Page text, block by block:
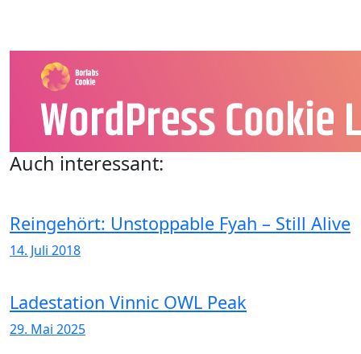
Auch interessant:
Reingehört: Unstoppable Fyah – Still Alive
14. Juli 2018
Ladestation Vinnic OWL Peak
29. Mai 2025